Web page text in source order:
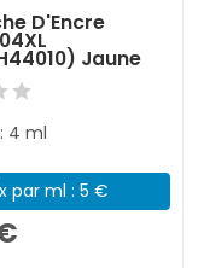
D'Encre
Jaune
4 ml
par ml : 5 €